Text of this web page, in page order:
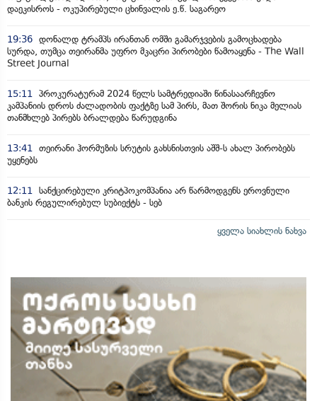
დაეკისროს - ოკუპირებული ცხინვალის ე.წ. საგარეო
19:36 დონალდ ტრამპს ირანთან ომში გამარჯვების გამოცხადება
სურდა, თუმცა თეირანმა უფრო მკაცრი პირობები წამოაყენა - The Wall
Street Journal
15:11
პროკურატურამ 2024 წელს სამტრედიაში წინასაარჩევნო
კამპანიის დროს ძალადობის ფაქტზე სამ პირს, მათ შორის ნიკა მელიას
თანმხლებ პირებს ბრალდება წარუდგინა
13:41
თეირანი ჰორმუზის სრუტის გახსნისთვის აშშ-ს ახალ პირობებს
უყენებს
12:11
სანქცირებული კრიტპოკომპანია არ წარმოდგენს ეროვნული
ბანკის რეგულირებულ სუბიექტს - სებ
ყველა სიახლის ნახვა